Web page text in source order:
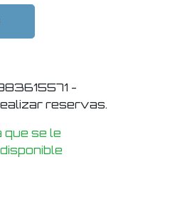
-
reservas.
que se le